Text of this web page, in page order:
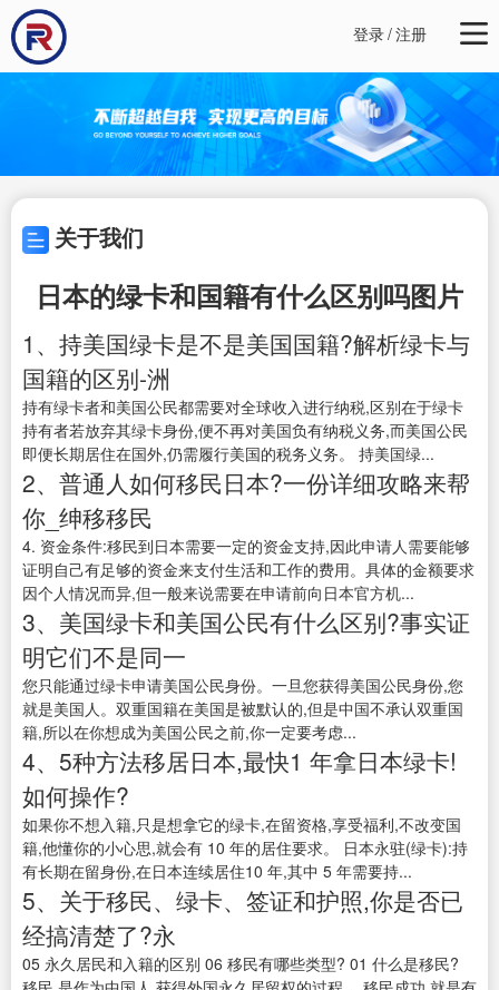
登录/注册
关于我们
日本的绿卡和国籍有什么区别吗图片
1、持美国绿卡是不是美国国籍?解析绿卡与
国籍的区别-洲
持有绿卡者和美国公民都需要对全球收入进行纳税,区别在于绿卡
持有者若放弃其绿卡身份,便不再对美国负有纳税义务,而美国公民
即便长期居住在国外,仍需履行美国的税务义务。 持美国绿...
2、普通人如何移民日本?一份详细攻略来帮
你_绅移移民
4. 资金条件:移民到日本需要一定的资金支持,因此申请人需要能够
证明自己有足够的资金来支付生活和工作的费用。具体的金额要求
因个人情况而异,但一般来说需要在申请前向日本官方机...
3、美国绿卡和美国公民有什么区别?事实证
明它们不是同一
您只能通过绿卡申请美国公民身份。一旦您获得美国公民身份,您
就是美国人。双重国籍在美国是被默认的,但是中国不承认双重国
籍,所以在你想成为美国公民之前,你一定要考虑...
4、5种方法移居日本,最快1 年拿日本绿卡!
如何操作?
如果你不想入籍,只是想拿它的绿卡,在留资格,享受福利,不改变国
籍,他懂你的小心思,就会有 10 年的居住要求。 日本永驻(绿卡):持
有长期在留身份,在日本连续居住10 年,其中 5 年需要持...
5、关于移民、绿卡、签证和护照,你是否已
经搞清楚了?永
05 永久居民和入籍的区别 06 移民有哪些类型? 01 什么是移民?